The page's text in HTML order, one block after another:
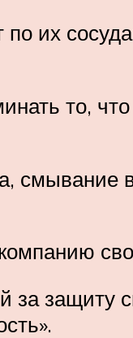
их
то,
смывание
защиту